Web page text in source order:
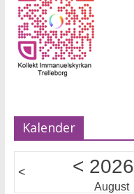
Kalender
< < 2026
August